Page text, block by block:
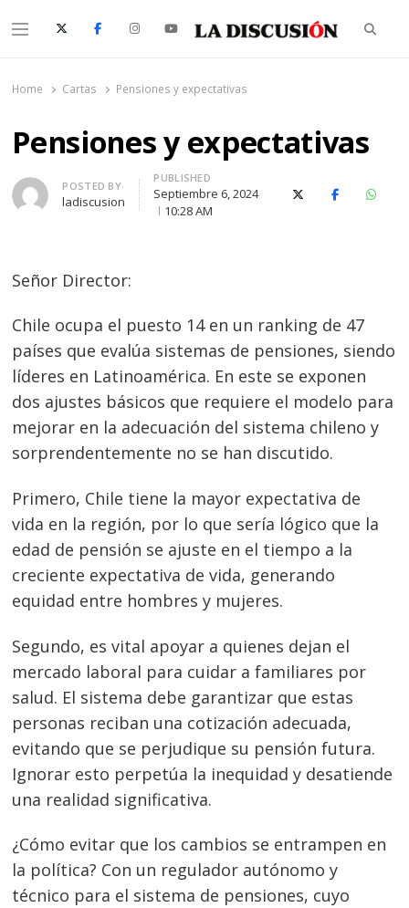
Menu
Home Cartas Pensiones y expectativas
Pensiones y expectativas
Author
POSTED BY
ladiscusion
PUBLISHED
Septiembre 6, 2024
10:28 AM
X (Twitter)Facebook
Señor Director:
Chile ocupa el puesto 14 en un ranking de 47
países que evalúa sistemas de pensiones, siendo
líderes en Latinoamérica. En este se exponen
dos ajustes básicos que requiere el modelo para
mejorar en la adecuación del sistema chileno y
sorprendentemente no se han discutido.
Primero, Chile tiene la mayor expectativa de
vida en la región, por lo que sería lógico que la
edad de pensión se ajuste en el tiempo a la
creciente expectativa de vida, generando
equidad entre hombres y mujeres.
Segundo, es vital apoyar a quienes dejan el
mercado laboral para cuidar a familiares por
salud. El sistema debe garantizar que estas
personas reciban una cotización adecuada,
evitando que se perjudique su pensión futura.
Ignorar esto perpetúa la inequidad y desatiende
una realidad significativa.
¿Cómo evitar que los cambios se entrampen en
la política? Con un regulador autónomo y
técnico para el sistema de pensiones, cuyo